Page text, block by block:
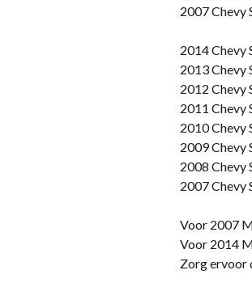
2007 Chevy
2014 Chevy
2013 Chevy
2012 Chevy
2011 Chevy
2010 Chevy
2009 Chevy
2008 Chevy
2007 Chevy
Voor 2007
Voor 2014
Zorg ervoor